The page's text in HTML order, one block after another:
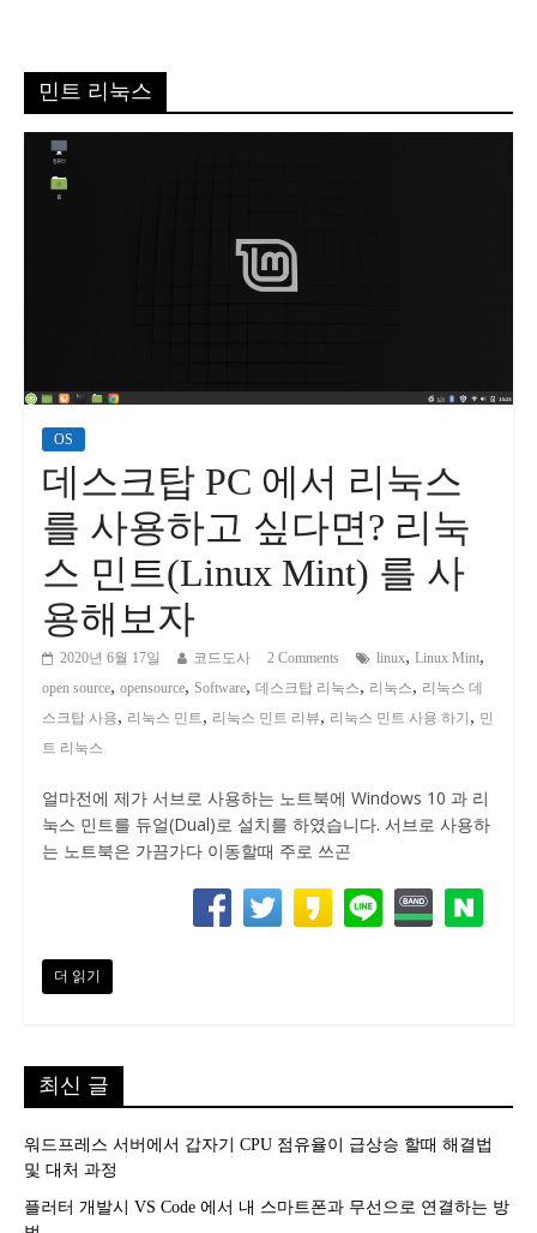
민트 리눅스
OS
데스크탑 PC 에서 리눅스
를 사용하고 싶다면? 리눅
스 민트(Linux Mint) 를 사
용해보자
2020년 6월 17일 코드도사 2 Comments linux, Linux Mint,
open source, opensource, Software, 데스크탑 리눅스, 리눅스, 리눅스 데
스크탑 사용, 리눅스 민트, 리눅스 민트 리뷰, 리눅스 민트 사용 하기 , 민
트 리눅스
얼마전에 제가 서브로 사용하는 노트북에 Windows 10 과 리
눅스 민트를 듀얼(Dual)로 설치를 하였습니다. 서브로 사용하
는 노트북은 가끔가다 이동할때 주로 쓰곤
더 읽기
최신 글
워드프레스 서버에서 갑자기 CPU 점유율이 급상승 할때 해결법
및 대처 과정
플러터 개발시 VS Code 에서 내 스마트폰과 무선으로 연결하는 방